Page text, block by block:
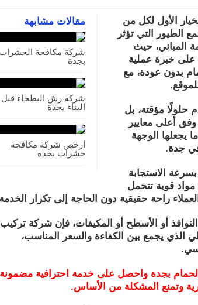
مقالات مشابهة
شركة مكافحة الحشرات
بجدة
شركة رش البطحاء قبل
البناء بجدة
ارخص شركة مكافحة
حشرات بجده
الأول لكل من
التي تؤثر
المباني، حيث
على خبرة عملية
بدون عودة، مع
حلولًا مؤقتة، بل
أعلى معايير
يجعلها الوجهة
في جدة.
الاستجابة
مواد قوية تتحمل
راحة حقيقية دون الحاجة إلى تكرار
أو الأسطح أو المكيفات، فإن شركة تركيب
الذي يجمع بين الكفاءة والسعر المناسب،
بجدة واحصل على خدمة احترافية مضمونة
وتمنع المشكلة من الأساس.